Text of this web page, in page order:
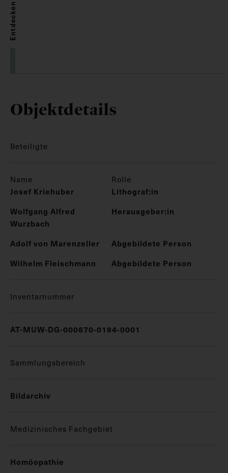
Entdecken
Objektdetails
Beteiligte
Name Rolle
Josef Kriehuber
Lithograf:in
Wolfgang Alfred
Wurzbach
Herausgeber:in
Adolf von Marenzeller
Abgebildete Person
Wilhelm Fleischmann
Abgebildete Person
Inventarnummer
AT-MUW-DG-000670-0194-0001
Sammlungsbereich
Bildarchiv
Medizinisches Fachgebiet
Homöopathie